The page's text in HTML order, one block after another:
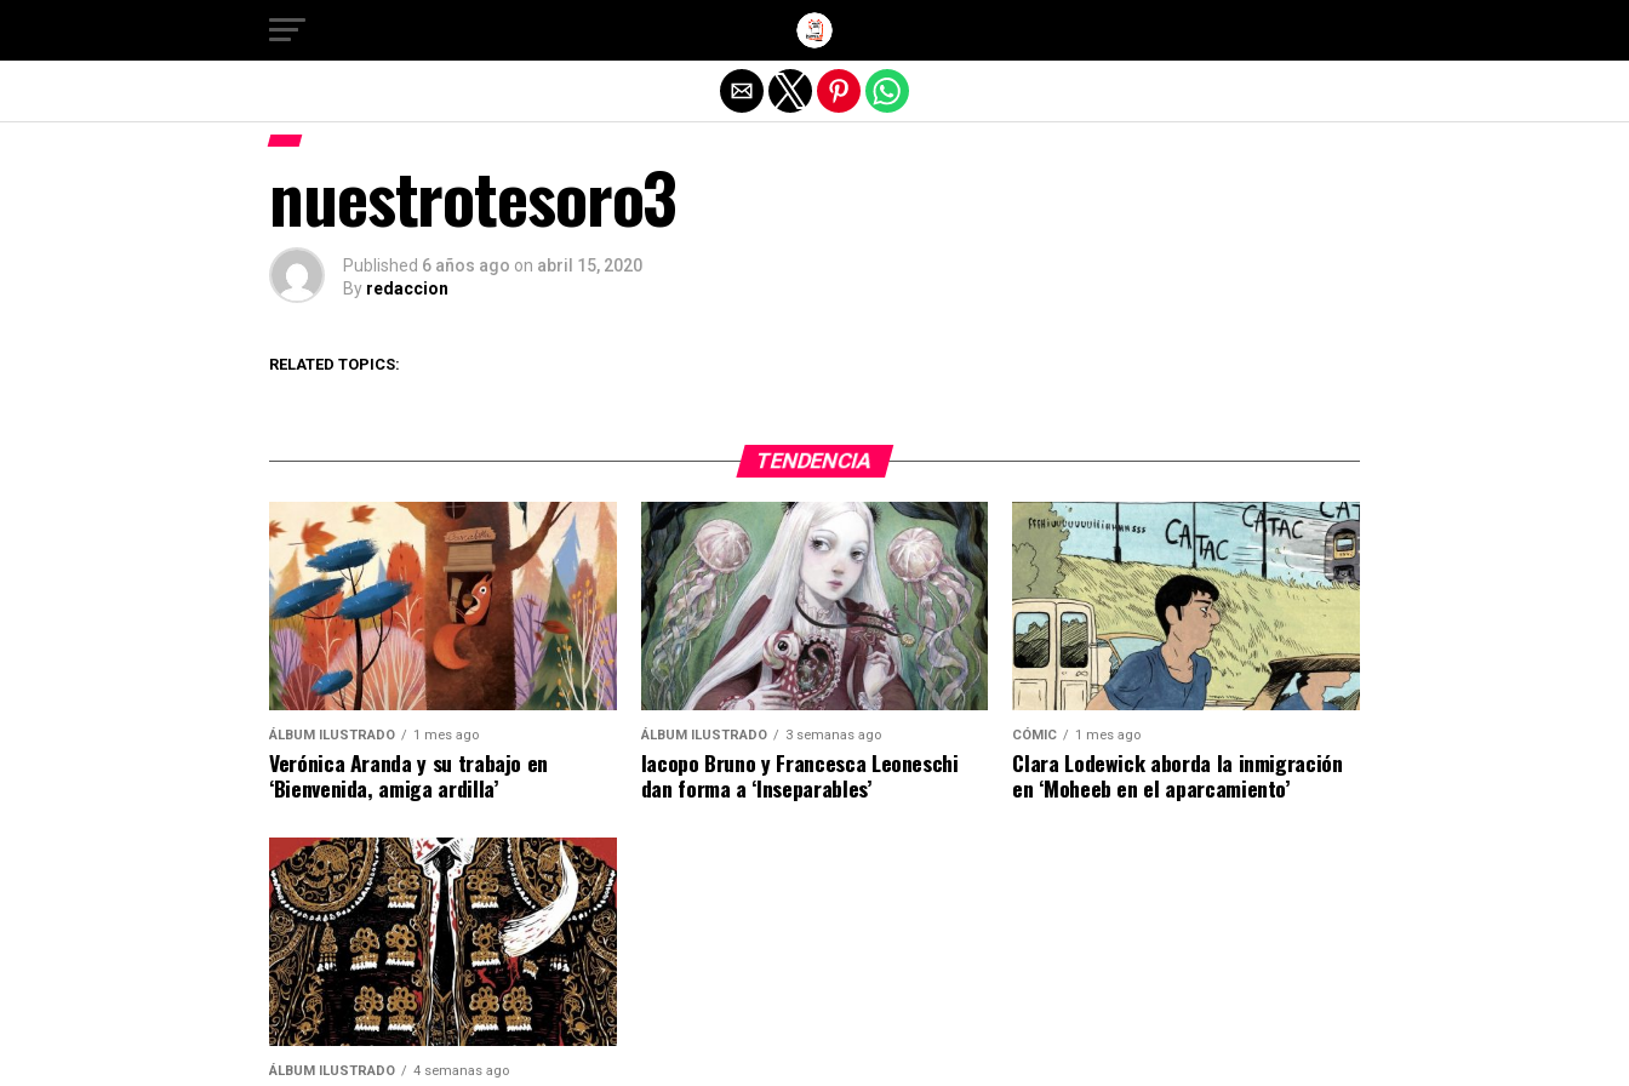
nuestrotesoro3
Published 6 años ago on abril 15, 2020
By redaccion
RELATED TOPICS:
TENDENCIA
ÁLBUM ILUSTRADO 1 mes ago
Verónica Aranda y su trabajo en
‘Bienvenida, amiga ardilla’
ÁLBUM ILUSTRADO 3 semanas ago
Iacopo Bruno y Francesca Leoneschi
dan forma a ‘Inseparables’
CÓMIC 1 mes ago
Clara Lodewick aborda la inmigración
en ‘Moheeb en el aparcamiento’
ÁLBUM ILUSTRADO 4 semanas ago
Salir de la versión móvil